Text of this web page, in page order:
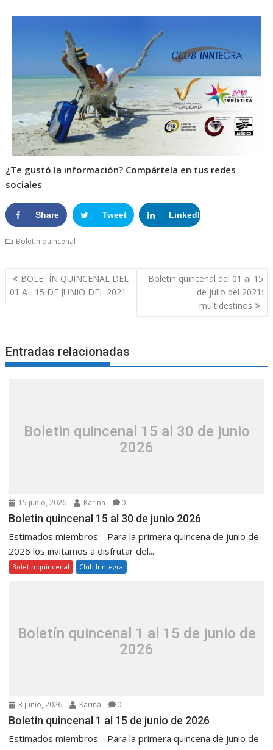
¿Te gustó la información? Compártela en tus redes
sociales
Share Tweet LinkedIn
Boletin quincenal
BOLETÍN QUINCENAL DEL
01 AL 15 DE JUNIO DEL 2021
Boletin quincenal del 01 al 15
de julio del 2021:
multidestinos
Entradas relacionadas
Boletin quincenal 15 al 30 de junio
2026
15 junio, 2026 Karina 0
Boletin quincenal 15 al 30 de junio 2026
Estimados miembros: Para la primera quincena de junio de
2026 los invitamos a disfrutar del...
Boletin quincenal Club Inntegra
Boletín quincenal 1 al 15 de junio de
2026
3 junio, 2026 Karina 0
Boletín quincenal 1 al 15 de junio de 2026
Estimados miembros: Para la primera quincena de junio de